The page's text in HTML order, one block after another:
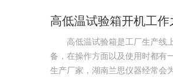
高低温试验箱开机工
高低温试验箱是工厂生产线上
备，在操作方面以及使用时都有
生产厂家，湖南兰思仪器经常会